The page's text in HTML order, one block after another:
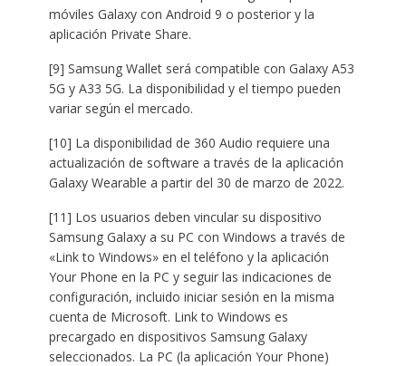
móviles Galaxy con Android 9 o posterior y la
aplicación Private Share.
[9] Samsung Wallet será compatible con Galaxy A53
5G y A33 5G. La disponibilidad y el tiempo pueden
variar según el mercado.
[10] La disponibilidad de 360 Audio requiere una
actualización de software a través de la aplicación
Galaxy Wearable a partir del 30 de marzo de 2022.
[11] Los usuarios deben vincular su dispositivo
Samsung Galaxy a su PC con Windows a través de
«Link to Windows» en el teléfono y la aplicación
Your Phone en la PC y seguir las indicaciones de
configuración, incluido iniciar sesión en la misma
cuenta de Microsoft. Link to Windows es
precargado en dispositivos Samsung Galaxy
seleccionados. La PC (la aplicación Your Phone)